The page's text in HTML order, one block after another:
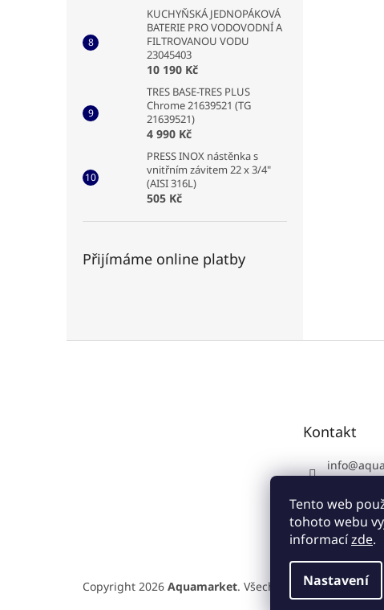
Tento web
tohoto webu
informacízde.
Nastavení
KUCHYŇSKÁ JEDNOPÁKOVÁ
BATERIE PRO VODOVODNÍ A
FILTROVANOU VODU
23045403
10 190 Kč
TRES BASE-TRES PLUS
Chrome 21639521 (TG
21639521)
4 990 Kč
PRESS INOX nástěnka s
vnitřním závitem 22 x 3/4"
(AISI 316L)
505 Kč
Přijímáme online platby
Kontakt
info@
Copyright 2026 Aquamarket. Všechna práva vyhrazena.